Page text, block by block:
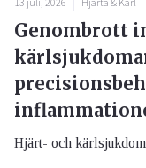
Genombrott
Hjärt- och